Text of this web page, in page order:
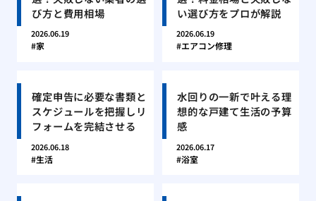
び方と費用相場
2026.06.19
家
い選び方をプロが解説
2026.06.19
エアコン修理
確定申告に必要な書類と
スケジュールを把握しリ
フォームを完結させる
2026.06.18
生活
水回りの一新で叶える理
想的な戸建て生活の予算
感
2026.06.17
浴室